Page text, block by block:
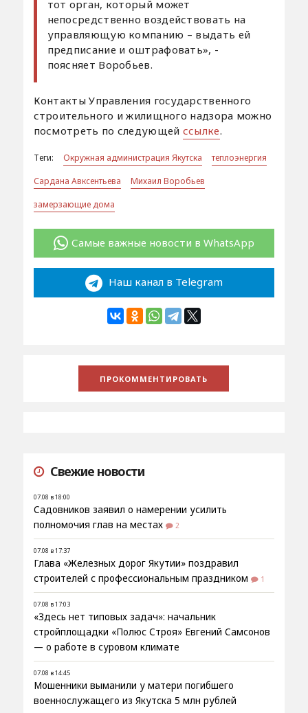
тот орган, который может
непосредственно воздействовать на
управляющую компанию – выдать ей
предписание и оштрафовать», -
поясняет Воробьев.
Контакты Управления государственного
строительного и жилищного надзора можно
посмотреть по следующей ссылке.
Теги: Окружная администрация Якутска
теплоэнергия
Сардана Авксентьева
Михаил Воробьев
замерзающие дома
Самые важные новости в WhatsApp
Наш канал в Telegram
Свежие новости
07.08 в 18:00
Садовников заявил о намерении усилить
полномочия глав на местах
2
07.08 в 17:37
Глава «Железных дорог Якутии» поздравил
строителей с профессиональным праздником
1
07.08 в 17:03
«Здесь нет типовых задач»: начальник
стройплощадки «Полюс Строя» Евгений Самсонов
— о работе в суровом климате
07.08 в 14:45
Мошенники выманили у матери погибшего
военнослужащего из Якутска 5 млн рублей